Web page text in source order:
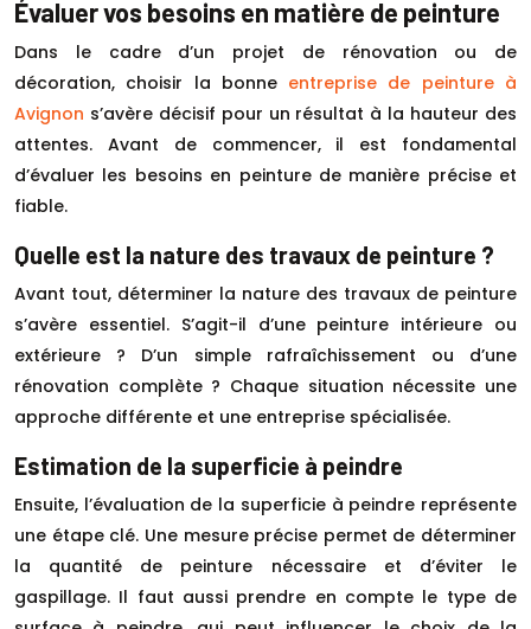
Évaluer vos besoins en matière de peinture
Dans le cadre d’un projet de rénovation ou de
décoration, choisir la bonne entreprise de peinture à
Avignon s’avère décisif pour un résultat à la hauteur des
attentes. Avant de commencer, il est fondamental
d’évaluer les besoins en peinture de manière précise et
fiable.
Quelle est la nature des travaux de peinture ?
Avant tout, déterminer la nature des travaux de peinture
s’avère essentiel. S’agit-il d’une peinture intérieure ou
extérieure ? D’un simple rafraîchissement ou d’une
rénovation complète ? Chaque situation nécessite une
approche différente et une entreprise spécialisée.
Estimation de la superficie à peindre
Ensuite, l’évaluation de la superficie à peindre représente
une étape clé. Une mesure précise permet de déterminer
la quantité de peinture nécessaire et d’éviter le
gaspillage. Il faut aussi prendre en compte le type de